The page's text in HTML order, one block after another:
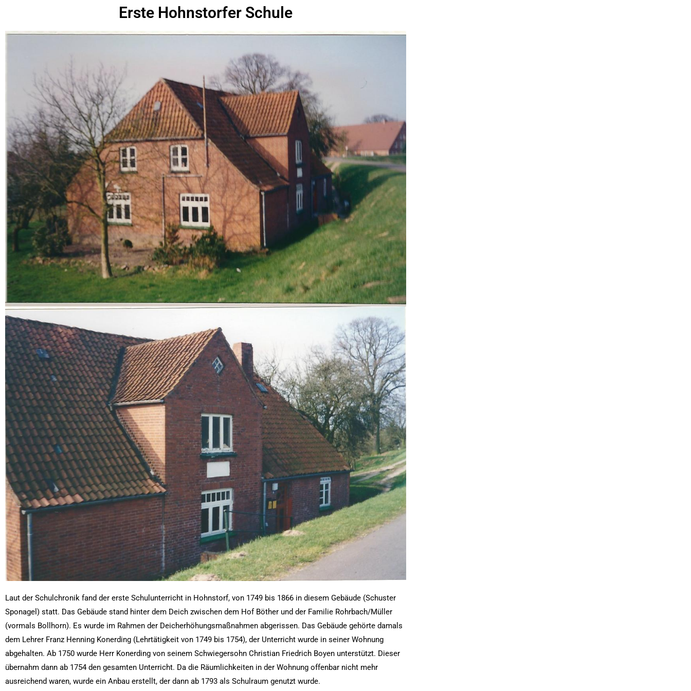
Erste Hohnstorfer Schule
Laut der Schulchronik fand der erste Schulunterricht in Hohnstorf, von 1749 bis 1866 in diesem Gebäude (Schuster
Sponagel) statt. Das Gebäude stand hinter dem Deich zwischen dem Hof Böther und der Familie Rohrbach/Müller
(vormals Bollhorn). Es wurde im Rahmen der Deicherhöhungsmaßnahmen abgerissen. Das Gebäude gehörte damals
dem Lehrer Franz Henning Konerding (Lehrtätigkeit von 1749 bis 1754), der Unterricht wurde in seiner Wohnung
abgehalten. Ab 1750 wurde Herr Konerding von seinem Schwiegersohn Christian Friedrich Boyen unterstützt. Dieser
übernahm dann ab 1754 den gesamten Unterricht. Da die Räumlichkeiten in der Wohnung offenbar nicht mehr
ausreichend waren, wurde ein Anbau erstellt, der dann ab 1793 als Schulraum genutzt wurde.